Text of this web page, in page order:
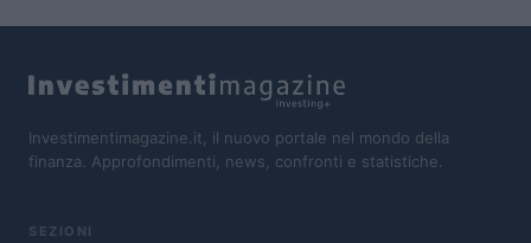
Investimentimagazine.it, il nuovo portale nel mondo della
finanza. Approfondimenti, news, confronti e statistiche.
SEZIONI